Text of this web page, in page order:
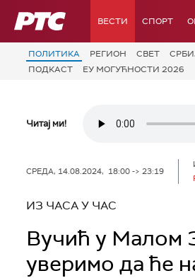
РТС ВЕСТИ СПОРТ
ПОЛИТИКА РЕГИОН СВЕТ
ПОДКАСТ
ЕУ МОГУЋНОСТИ 2026
Читај ми!
СРЕДА, 14.08.2024, 18:00 -> 23:19
ИЗ ЧАСА У ЧАС
Вучић у Малом
уверимо да ће